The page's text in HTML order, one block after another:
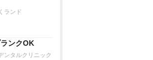
ランド
ンクOK
ンタルクリニック